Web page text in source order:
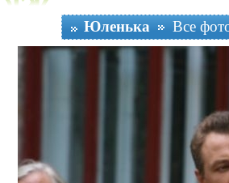
Юленька Все